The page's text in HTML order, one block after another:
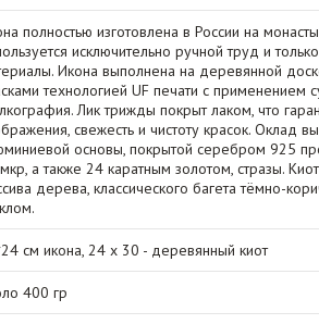
полностью изготовлена в России на
исключительно ручной труд и
Икона выполнена на деревянной
технологией UF печати с применением
Лик трижды покрыт лаком, что
свежесть и чистоту красок. Оклад
основы, покрытой серебром 925
а также 24 каратным золотом, стразы.
дерева, классического багета тёмно-
см икона, 24 х 30 - деревянный киот
400 гр